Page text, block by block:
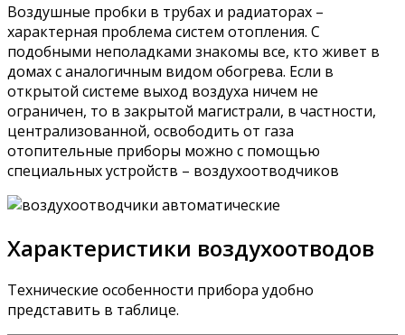
Воздушные пробки в трубах и радиаторах –
характерная проблема систем отопления. С
подобными неполадками знакомы все, кто живет в
домах с аналогичным видом обогрева. Если в
открытой системе выход воздуха ничем не
ограничен, то в закрытой магистрали, в частности,
централизованной, освободить от газа
отопительные приборы можно с помощью
специальных устройств – воздухоотводчиков
Характеристики воздухоотводов
Технические особенности прибора удобно
представить в таблице.